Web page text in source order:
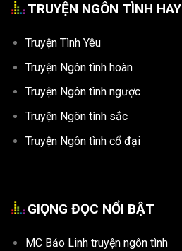
TRUYỆN NGÔN TÌNH HAY
Truyện Tình Yêu
Truyện Ngôn tình hoàn
Truyện Ngôn tình ngược
Truyện Ngôn tình sắc
Truyện Ngôn tình cổ đại
GIỌNG ĐỌC NỔI BẬT
MC Bảo Linh truyện ngôn tình